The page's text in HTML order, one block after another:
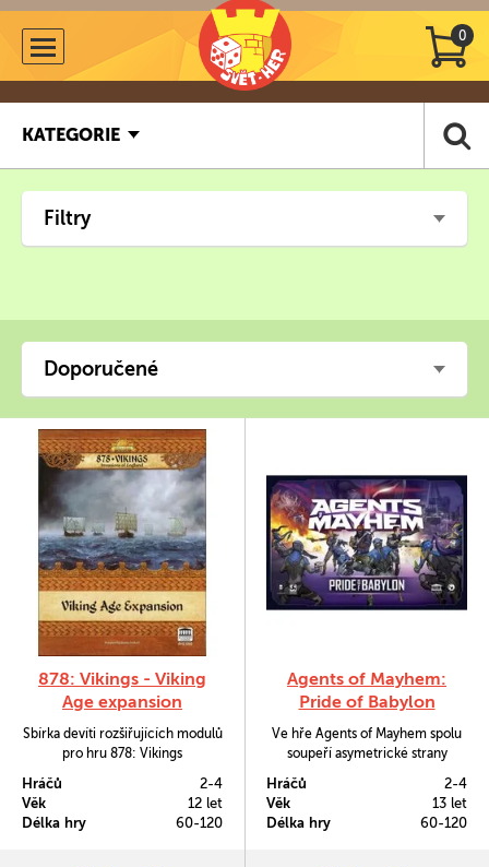
0
KATEGORIE
Filtry
Doporučené
878: Vikings - Viking
Age expansion
Sbírka devíti rozšiřujících modulů
pro hru 878: Vikings
Hráčů
2-4
Věk
12 let
Délka hry
60-120
Agents of Mayhem:
Pride of Babylon
Ve hře Agents of Mayhem spolu
soupeří asymetrické strany
bude možné likvidovat prostředí,
Hráčů
2-4
Věk
13 let
Délka hry
60-120